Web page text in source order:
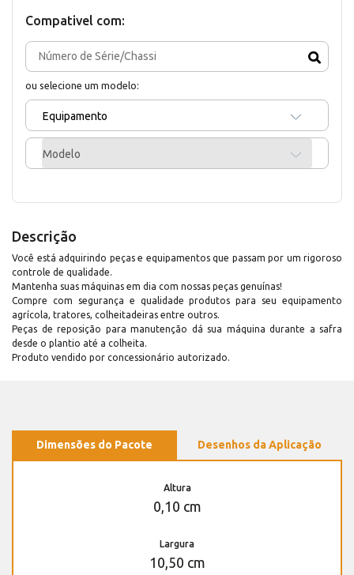
Compativel com:
ou selecione um modelo:
Equipamento
Modelo
Descrição
Você está adquirindo peças e equipamentos que passam por um rigoroso
controle de qualidade.
Mantenha suas máquinas em dia com nossas peças genuínas!
Compre com segurança e qualidade produtos para seu equipamento
agrícola, tratores, colheitadeiras entre outros.
Peças de reposição para manutenção dá sua máquina durante a safra
desde o plantio até a colheita.
Produto vendido por concessionário autorizado.
Dimensões do Pacote Desenhos da Aplicação
Altura
0,10 cm
Largura
10,50 cm